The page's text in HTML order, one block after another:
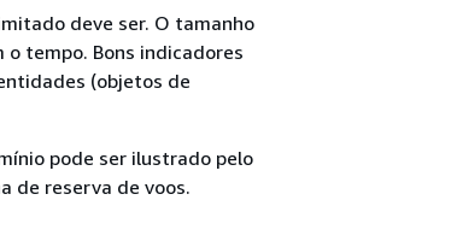
deve ser. O tamanho
tempo. Bons indicadores
(objetos de
pode ser ilustrado pelo
de reserva de voos.